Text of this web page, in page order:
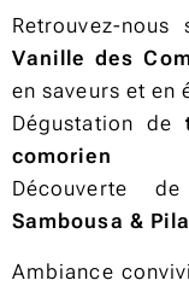
Retrouvez-
Vanille des
en saveurs et en
Dégustation de
comorien
Découverte
Sambousa &
Ambiance